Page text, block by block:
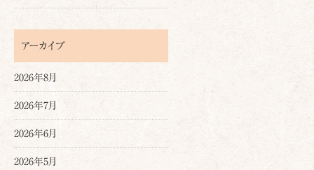
アーカイブ
2026年8月
2026年7月
2026年6月
2026年5月